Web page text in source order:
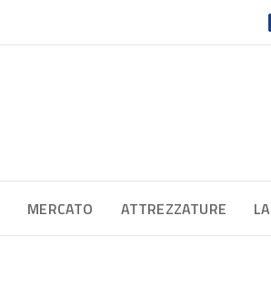
MERCATO ATTREZZATURE